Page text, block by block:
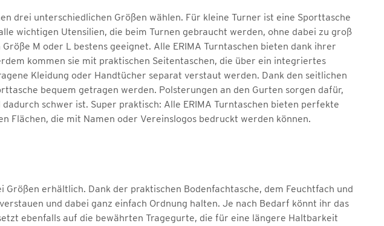
drei unterschiedlichen Größen wählen. Für kleine Turner ist eine Sporttasche
wichtigen Utensilien, die beim Turnen gebraucht werden, ohne dabei zu groß
M oder L bestens geeignet. Alle ERIMA Turntaschen bieten dank ihrer
kommen sie mit praktischen Seitentaschen, die über ein integriertes
Kleidung oder Handtücher separat verstaut werden. Dank den seitlichen
bequem getragen werden. Polsterungen an den Gurten sorgen dafür,
schwer ist. Super praktisch: Alle ERIMA Turntaschen bieten perfekte
Flächen, die mit Namen oder Vereinslogos bedruckt werden können.
erhältlich. Dank der praktischen Bodenfachtasche, dem Feuchtfach und
und dabei ganz einfach Ordnung halten. Je nach Bedarf könnt ihr das
ebenfalls auf die bewährten Tragegurte, die für eine längere Haltbarkeit